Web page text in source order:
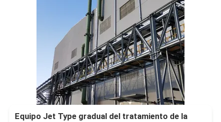
Equipo Jet Type gradual del tratamiento de la